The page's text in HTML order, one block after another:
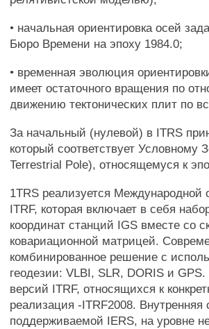
• начальная ориентировка осей
Бюро Времени на эпоху 1984.0;
• временная эволюция
имеет остаточного вращения по
движению тектонических плит по
За начальный (нулевой) в ITRS
который соответствует
Terrestrial Pole), относящемуся к
1TRS реализуется Международной
ITRF, которая включает в себя
координат станций IGS вместе со
ковариационной матрицей.
комбинированное решение с
геодезии: VLBI, SLR, DORIS и
версий ITRF, относящихся к
реализация -ITRF2008. Внутренняя
поддерживаемой IERS, на уровне